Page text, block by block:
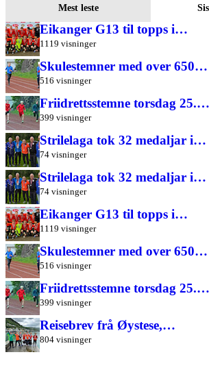
Mest leste
Eikanger G13 til topps i…
1119 visninger
Skulestemner med over 650…
516 visninger
Friidrettsstemne torsdag 25.…
399 visninger
Strilelaga tok 32 medaljar i…
74 visninger
Strilelaga tok 32 medaljar i…
74 visninger
Eikanger G13 til topps i…
1119 visninger
Skulestemner med over 650…
516 visninger
Friidrettsstemne torsdag 25.…
399 visninger
Reisebrev frå Øystese,…
804 visninger